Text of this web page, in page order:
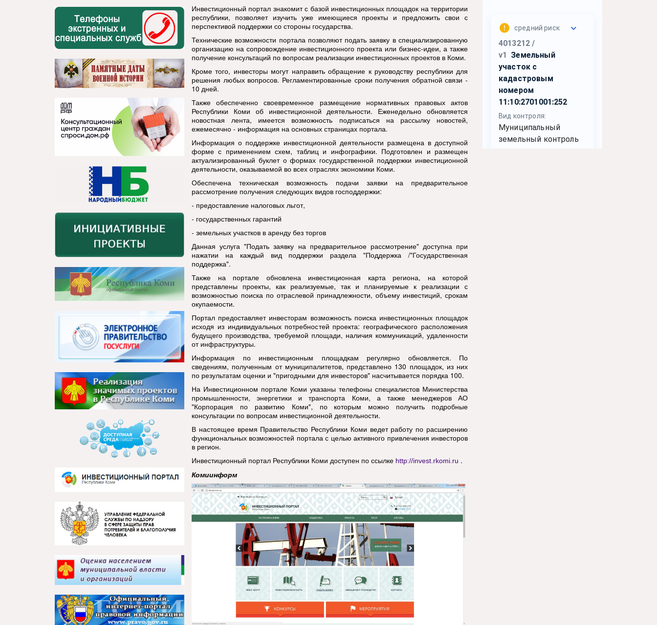
Инвестиционный портал знакомит с базой инвестиционных площадок на территории
республики, позволяет изучить уже имеющиеся проекты и предложить свои с
перспективой поддержки со стороны государства.
Технические возможности портала позволяют подать заявку в специализированную
организацию на сопровождение инвестиционного проекта или бизнес-идеи, а также
получение консультаций по вопросам реализации инвестиционных проектов в Коми.
Кроме того, инвесторы могут направить обращение к руководству республики для
решения любых вопросов. Регламентированные сроки получения обратной связи -
10 дней.
Также обеспеченно своевременное размещение нормативных правовых актов
Республики Коми об инвестиционной деятельности. Еженедельно обновляется
новостная лента, имеется возможность подписаться на рассылку новостей,
ежемесячно - информация на основных страницах портала.
Информация о поддержке инвестиционной деятельности размещена в доступной
форме с применением схем, таблиц и инфографики. Подготовлен и размещен
актуализированный буклет о формах государственной поддержки инвестиционной
деятельности, оказываемой во всех отраслях экономики Коми.
Обеспечена техническая возможность подачи заявки на предварительное
рассмотрение получения следующих видов господдержки:
- предоставление налоговых льгот,
- государственных гарантий
- земельных участков в аренду без торгов
Данная услуга "Подать заявку на предварительное рассмотрение" доступна при
нажатии на каждый вид поддержки раздела "Поддержка /"Государственная
поддержка".
Также на портале обновлена инвестиционная карта региона, на которой
представлены проекты, как реализуемые, так и планируемые к реализации с
возможностью поиска по отраслевой принадлежности, объему инвестиций, срокам
окупаемости.
Портал предоставляет инвесторам возможность поиска инвестиционных площадок
исходя из индивидуальных потребностей проекта: географического расположения
будущего производства, требуемой площади, наличия коммуникаций, удаленности
от инфраструктуры.
Информация по инвестиционным площадкам регулярно обновляется. По
сведениям, полученным от муниципалитетов, представлено 130 площадок, из них
по результатам оценки и "пригодными для инвесторов" насчитывается порядка 100.
На Инвестиционном портале Коми указаны телефоны специалистов Министерства
промышленности, энергетики и транспорта Коми, а также менеджеров АО
"Корпорация по развитию Коми", по которым можно получить подробные
консультации по вопросам инвестиционной деятельности.
В настоящее время Правительство Республики Коми ведет работу по расширению
функциональных возможностей портала с целью активного привлечения инвесторов
в регион.
Инвестиционный портал Республики Коми доступен по ссылке http://invest.rkomi.ru .
Комиинформ